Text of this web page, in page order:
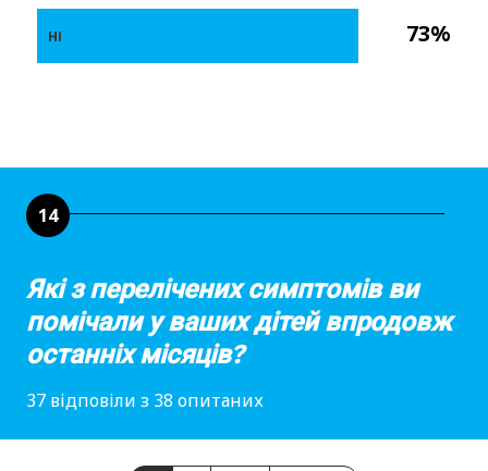
73%
НІ
14
Які з перелічених симптомів ви
помічали у ваших дітей впродовж
останніх місяців?
37 відповіли з 38 опитаних